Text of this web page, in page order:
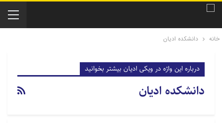
خانه دانشکده ادیان
درباره این واژه در ویکی ادیان بیشتر بخوانید
دانشکده ادیان